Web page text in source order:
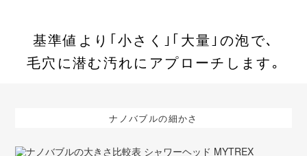
基準値より｢小さく｣｢大量｣の泡で､
毛穴に潜む汚れにアプローチします｡
ナノバブルの細かさ